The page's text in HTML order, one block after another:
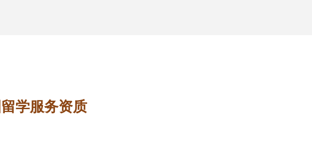
学服务资质